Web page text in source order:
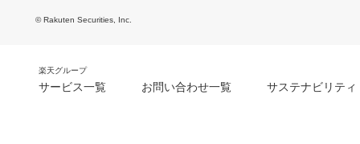
© Rakuten Securities, Inc.
楽天グループ
サービス一覧 お問い合わせ一覧 サステナビリティ